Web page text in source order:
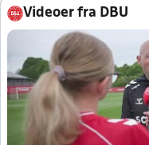
Videoer fra DBU